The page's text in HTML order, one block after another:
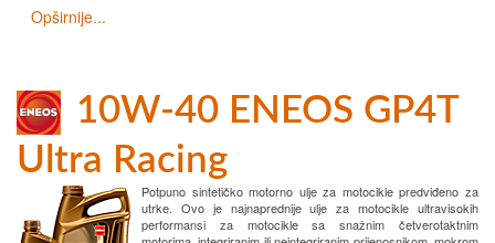
Opširnije...
10W-40 ENEOS GP4T
Ultra Racing
Potpuno sintetičko motorno ulje za motocikle predviđeno za
utrke. Ovo je najnaprednije ulje za motocikle ultravisokih
performansi za motocikle sa snažnim četverotaktnim